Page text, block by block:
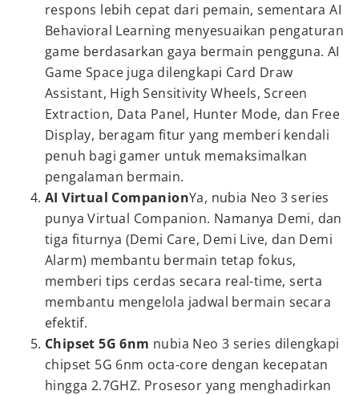
respons lebih cepat dari pemain, sementara AI
Behavioral Learning menyesuaikan pengaturan
game berdasarkan gaya bermain pengguna. AI
Game Space juga dilengkapi Card Draw
Assistant, High Sensitivity Wheels, Screen
Extraction, Data Panel, Hunter Mode, dan Free
Display, beragam fitur yang memberi kendali
penuh bagi gamer untuk memaksimalkan
pengalaman bermain.
AI Virtual CompanionYa, nubia Neo 3 series
punya Virtual Companion. Namanya Demi, dan
tiga fiturnya (Demi Care, Demi Live, dan Demi
Alarm) membantu bermain tetap fokus,
memberi tips cerdas secara real-time, serta
membantu mengelola jadwal bermain secara
efektif.
Chipset 5G 6nm nubia Neo 3 series dilengkapi
chipset 5G 6nm octa-core dengan kecepatan
hingga 2.7GHZ. Prosesor yang menghadirkan